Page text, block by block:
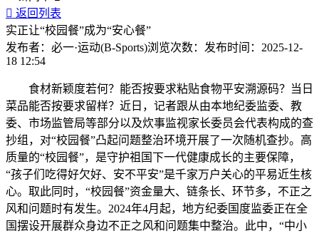
 返回列表
实正让“校园餐”成为“安心餐”
发布者： 必一·运动(B-Sports)浏览次数： 发布时间： 2025-12-
18 12:54
食材新颖度若何？能否按要求粘贴食物平安溯源码？当日
菜品能否按要求留样？近日，记者跟从由本地纪委监委、教
委、市场监管局等部分以及炊事监视家长委员会代表构成的查
抄组，对“校园餐”凸起问题整治环境开展了一次随机查抄。高
质量的“校园餐”，是守护祖国下一代健康成长的主要保障，
“孩子们吃得好欠好、安不平安”是千家万户关心的平易近生核
心。取此同时，“校园餐”资金量大、链条长、环节多，不正之
风和问题时有发生。2024年4月起，地方纪委国度监委正在全
国摆设开展群众身边不正之风和问题集中整治。此中，“中小